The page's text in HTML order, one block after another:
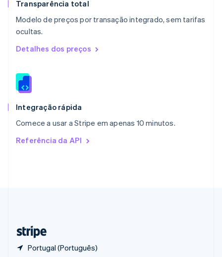
Transparência total
Modelo de preços por transação integrado, sem tarifas
ocultas.
Detalhes dos preços
Integração rápida
Comece a usar a Stripe em apenas 10 minutos.
Referência da API
Portugal (Português)
English
NederlandsEnglish
Polônia
English
RAE de Hong Kong, China
Reino Unido
English
English
English